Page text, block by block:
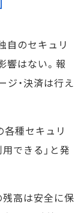
自のセキュリ
響はない。報
・決済は行え
種セキュリ
できる」と発
残高は安全に保